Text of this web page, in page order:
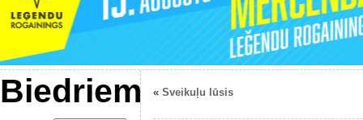
Biedriem « Sveikuļu lūsis